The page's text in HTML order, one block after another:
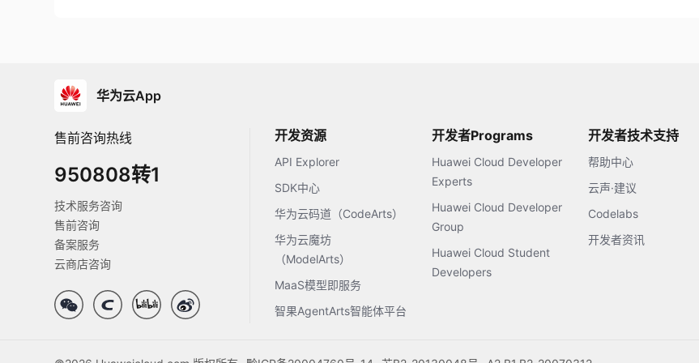
华为云App
售前咨询热线
950808转1
技术服务咨询
售前咨询
备案服务
云商店咨询
开发资源
API Explorer
SDK中心
华为云码道（CodeArts）
华为云魔坊
（ModelArts）
MaaS模型即服务
智果AgentArts智能体平台
开发者Programs
Huawei Cloud Developer
Experts
Huawei Cloud Developer
Group
Huawei Cloud Student
Developers
开发者技术支持
帮助中心
云声·建议
Codelabs
开发者资讯